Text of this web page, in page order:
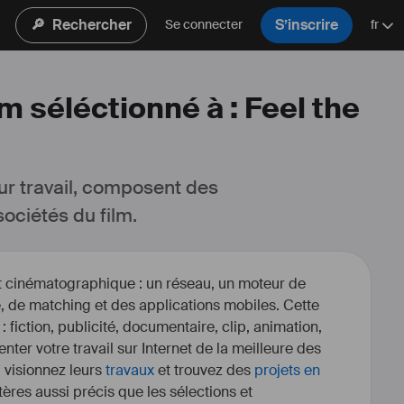
🔎 Rechercher Se connecter S’inscrire fr
séléctionné à : Feel the
travail, composent des
du film.
: un réseau, un moteur de
de matching et des applications mobiles. Cette
fiction, publicité, documentaire, clip, animation,
votre travail sur Internet de la meilleure des
visionnez leurstravauxet trouvez des projets en
aussi précis que les sélections et